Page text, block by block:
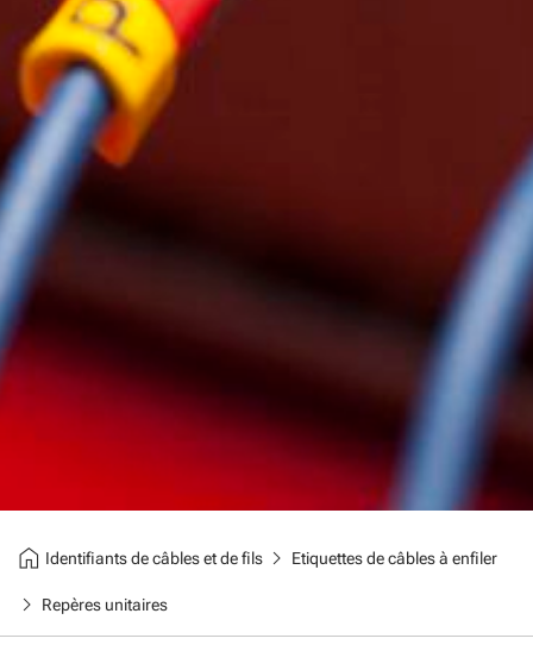
home Identifiants de câbles et de filschevron_right Etiquettes de câbles à enfiler
chevron_right Repères unitaires